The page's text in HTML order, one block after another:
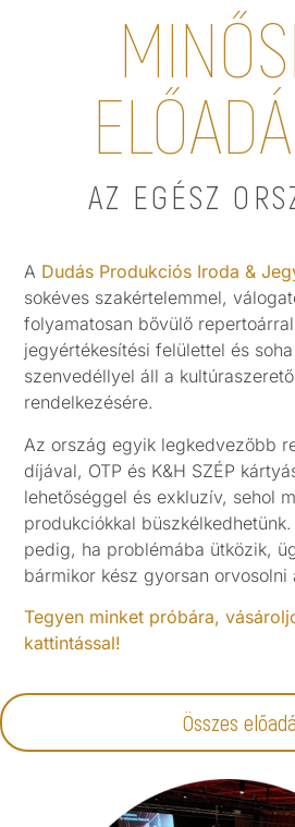
AZ EGÉSZ
A Dudás Produkciós Iroda &
sokéves szakértelemmel,
folyamatosan bővülő
jegyértékesítési felülettel és
szenvedéllyel áll a
rendelkezésére.
Az ország egyik legkedvezőbb
díjával, OTP és K&H SZÉP
lehetőséggel és exkluzív, sehol
produkciókkal
pedig, ha problémába ütközik,
bármikor kész gyorsan orvosolni
Tegyen minket próbára,
kattintással!
Összes